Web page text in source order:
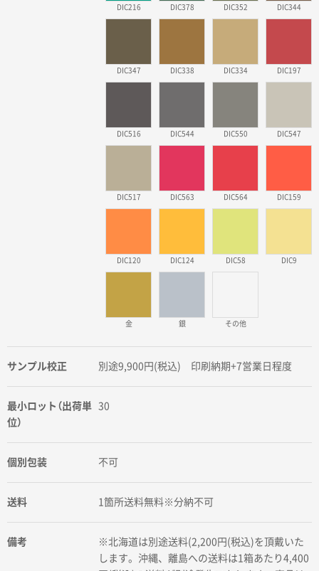
DIC216 DIC378 DIC352 DIC344
DIC347 DIC338 DIC334 DIC197
DIC516 DIC544 DIC550 DIC547
DIC517 DIC563 DIC564 DIC159
DIC120 DIC124 DIC58 DIC9
金 銀 その他
サンプル校正 別途9,900円(税込) 印刷納期+7営業日程度
最小ロット（出荷単
位）
30
個別包装 不可
送料 1箇所送料無料※分納不可
備考
※北海道は別途送料(2,200円(税込)を頂戴いた
します。沖縄、離島への送料は1箱あたり4,400